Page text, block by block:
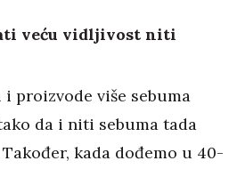
veću vidljivost niti
proizvode više sebuma
da i niti sebuma tada
kada dođemo u 40-